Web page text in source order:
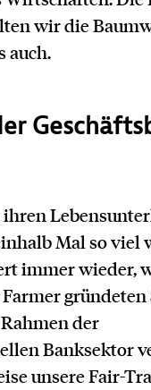
wir die
auch.
Mal so viel
immer wieder,
gründeten
der
Banksektor
unsere Fair-